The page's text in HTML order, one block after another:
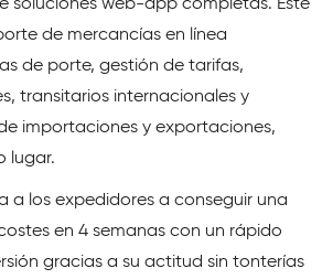
soluciones web-app completas. Este
de mercancías en línea
de porte, gestión de tarifas,
transitarios internacionales y
importaciones y exportaciones,
lugar.
a los expedidores a conseguir una
en 4 semanas con un rápido
gracias a su actitud sin tonterías